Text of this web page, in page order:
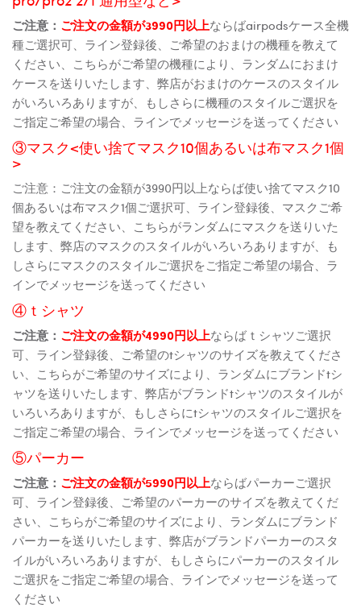
ご注意： ご注文の金額が3990円以上ならばairpodsケース全機
種ご選択可、ライン登録後、ご希望のおまけの機種を教えて
ください、こちらがご希望の機種により、ランダムにおまけ
ケースを送りいたします、弊店がおまけのケースのスタイル
がいろいろありますが、もしさらに機種のスタイルご選択を
ご指定ご希望の場合、ラインでメッセージを送ってください
③マスク<使い捨てマスク10個あるいは布マスク1個
>
ご注意：ご注文の金額が3990円以上ならば使い捨てマスク10
個あるいは布マスク1個ご選択可、ライン登録後、マスクご希
望を教えてください、こちらがランダムにマスクを送りいた
します、弊店のマスクのスタイルがいろいろありますが、も
しさらにマスクのスタイルご選択をご指定ご希望の場合、ラ
インでメッセージを送ってください
④ｔシャツ
ご注意： ご注文の金額が4990円以上ならばｔシャツご選択
可、ライン登録後、ご希望のtシャツのサイズを教えてくださ
い、こちらがご希望のサイズにより、ランダムにブランドtシ
ャツを送りいたします、弊店がブランドtシャツのスタイルが
いろいろありますが、もしさらにtシャツのスタイルご選択を
ご指定ご希望の場合、ラインでメッセージを送ってください
⑤パーカー
ご注意： ご注文の金額が5990円以上ならばパーカーご選択
可、ライン登録後、ご希望のパーカーのサイズを教えてくだ
さい、こちらがご希望のサイズにより、ランダムにブランド
パーカーを送りいたします、弊店がブランドパーカーのスタ
イルがいろいろありますが、もしさらにパーカーのスタイル
ご選択をご指定ご希望の場合、ラインでメッセージを送って
ください